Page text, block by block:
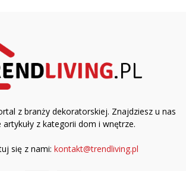
z branży dekoratorskiej. Znajdziesz u nas
artykuły z kategorii dom i wnętrze.
się z nami: kontakt@trendliving.pl